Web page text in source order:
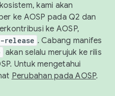
kami akan
ke AOSP pada Q2 dan
ke AOSP,
. Cabang manifes
akan selalu merujuk ke rilis
Untuk mengetahui
Perubahan pada AOSP.